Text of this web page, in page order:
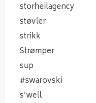
storheilagency
støvler
strikk
Strømper
sup
#swarovski
s'well